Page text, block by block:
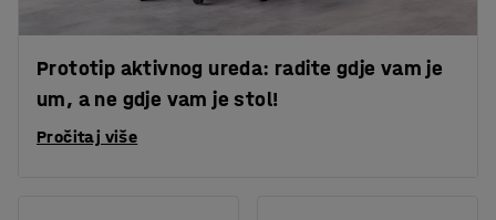
Prototip aktivnog ureda: radite gdje vam je
um, a ne gdje vam je stol!
Pročitaj više